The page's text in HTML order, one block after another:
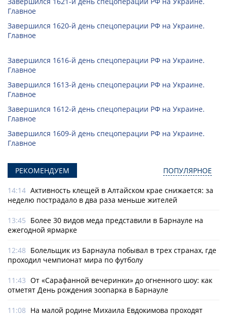
Главное
Завершился 1620-й день спецоперации РФ на Украине.
Главное
Завершился 1616-й день спецоперации РФ на Украине.
Главное
Завершился 1613-й день спецоперации РФ на Украине.
Главное
Завершился 1612-й день спецоперации РФ на Украине.
Главное
Завершился 1609-й день спецоперации РФ на Украине.
Главное
РЕКОМЕНДУЕМ ПОПУЛЯРНОЕ
14:14 Активность клещей в Алтайском крае снижается: за
неделю пострадало в два раза меньше жителей
13:45 Более 30 видов меда представили в Барнауле на
ежегодной ярмарке
12:48 Болельщик из Барнаула побывал в трех странах, где
проходил чемпионат мира по футболу
11:43 От «Сарафанной вечеринки» до огненного шоу: как
отметят День рождения зоопарка в Барнауле
11:08 На малой родине Михаила Евдокимова проходят